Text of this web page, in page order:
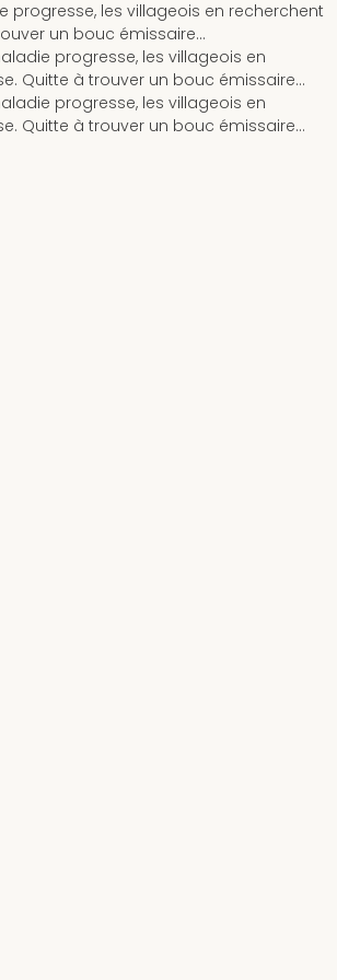
progresse, les villageois en recherchent
un bouc émissaire...
progresse, les villageois en
Quitte à trouver un bouc émissaire...
progresse, les villageois en
Quitte à trouver un bouc émissaire...